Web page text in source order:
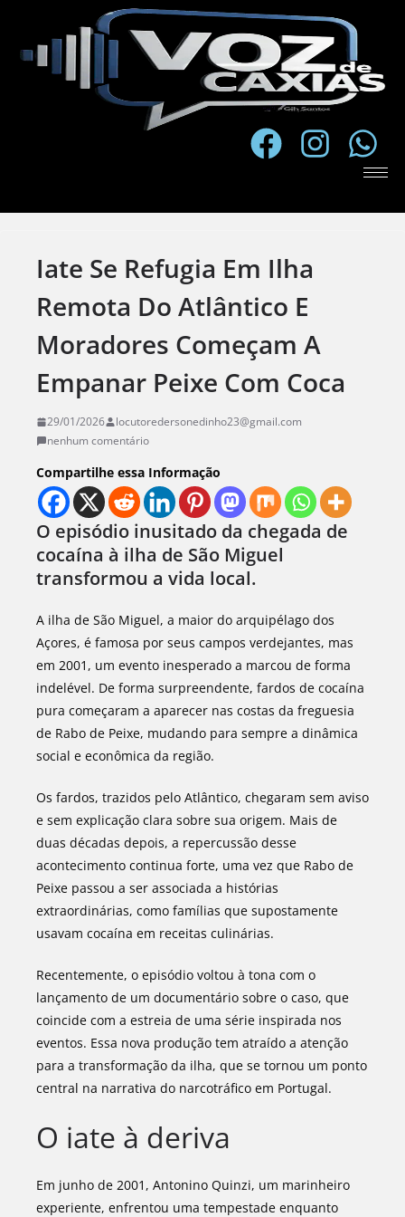
Iate Se Refugia Em Ilha
Remota Do Atlântico E
Moradores Começam A
Empanar Peixe Com Coca
29/01/2026
locutoredersonedinho23@gmail.com
nenhum comentário
Compartilhe essa Informação
O episódio inusitado da chegada de
cocaína à ilha de São Miguel
transformou a vida local.
A ilha de São Miguel, a maior do arquipélago dos
Açores, é famosa por seus campos verdejantes, mas
em 2001, um evento inesperado a marcou de forma
indelével. De forma surpreendente, fardos de cocaína
pura começaram a aparecer nas costas da freguesia
de Rabo de Peixe, mudando para sempre a dinâmica
social e econômica da região.
Os fardos, trazidos pelo Atlântico, chegaram sem aviso
e sem explicação clara sobre sua origem. Mais de
duas décadas depois, a repercussão desse
acontecimento continua forte, uma vez que Rabo de
Peixe passou a ser associada a histórias
extraordinárias, como famílias que supostamente
usavam cocaína em receitas culinárias.
Recentemente, o episódio voltou à tona com o
lançamento de um documentário sobre o caso, que
coincide com a estreia de uma série inspirada nos
eventos. Essa nova produção tem atraído a atenção
para a transformação da ilha, que se tornou um ponto
central na narrativa do narcotráfico em Portugal.
O iate à deriva
Em junho de 2001, Antonino Quinzi, um marinheiro
experiente, enfrentou uma tempestade enquanto